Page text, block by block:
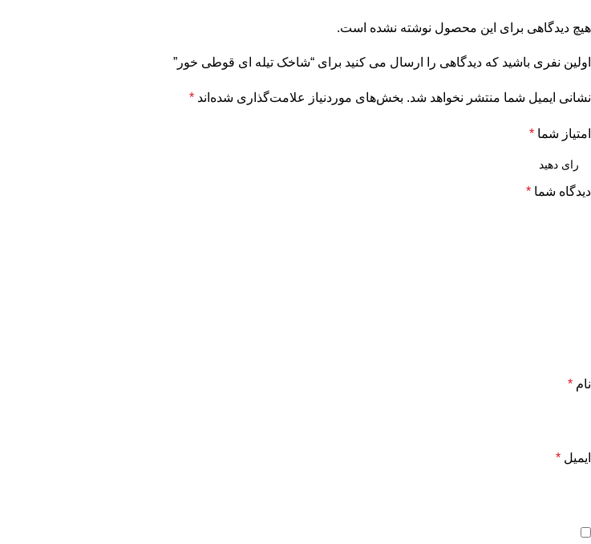
هیچ دیدگاهی برای این محصول نوشته نشده است.
اولین نفری باشید که دیدگاهی را ارسال می کنید برای “شاخک تیله ای قوطی خور”
نشانی ایمیل شما منتشر نخواهد شد. بخش‌های موردنیاز علامت‌گذاری شده‌اند *
امتیاز شما *
دیدگاه شما *
نام *
ایمیل *